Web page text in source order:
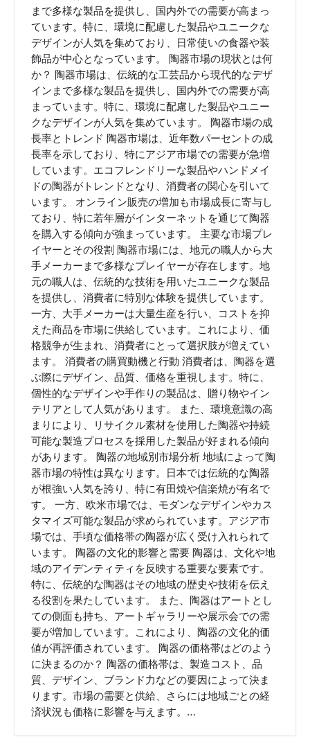
まで多様な製品を提供し、国内外での需要が高まっ
ています。特に、環境に配慮した製品やユニークな
デザインが人気を集めており、日常使いの食器や装
飾品が中心となっています。 陶器市場の現状とは何
か？ 陶器市場は、伝統的な工芸品から現代的なデザ
インまで多様な製品を提供し、国内外での需要が高
まっています。特に、環境に配慮した製品やユニー
クなデザインが人気を集めています。 陶器市場の成
長率とトレンド 陶器市場は、近年数パーセントの成
長率を示しており、特にアジア市場での需要が急増
しています。エコフレンドリーな製品やハンドメイ
ドの陶器がトレンドとなり、消費者の関心を引いて
います。 オンライン販売の増加も市場成長に寄与し
ており、特に若年層がインターネットを通じて陶器
を購入する傾向が強まっています。 主要な市場プレ
イヤーとその役割 陶器市場には、地元の職人から大
手メーカーまで多様なプレイヤーが存在します。地
元の職人は、伝統的な技術を用いたユニークな製品
を提供し、消費者に特別な体験を提供しています。
一方、大手メーカーは大量生産を行い、コストを抑
えた商品を市場に供給しています。これにより、価
格競争が生まれ、消費者にとって選択肢が増えてい
ます。 消費者の購買動機と行動 消費者は、陶器を選
ぶ際にデザイン、品質、価格を重視します。特に、
個性的なデザインや手作りの製品は、贈り物やイン
テリアとして人気があります。 また、環境意識の高
まりにより、リサイクル素材を使用した陶器や持続
可能な製造プロセスを採用した製品が好まれる傾向
があります。 陶器の地域別市場分析 地域によって陶
器市場の特性は異なります。日本では伝統的な陶器
が根強い人気を誇り、特に有田焼や信楽焼が有名で
す。 一方、欧米市場では、モダンなデザインやカス
タマイズ可能な製品が求められています。アジア市
場では、手頃な価格帯の陶器が広く受け入れられて
います。 陶器の文化的影響と需要 陶器は、文化や地
域のアイデンティティを反映する重要な要素です。
特に、伝統的な陶器はその地域の歴史や技術を伝え
る役割を果たしています。 また、陶器はアートとし
ての側面も持ち、アートギャラリーや展示会での需
要が増加しています。これにより、陶器の文化的価
値が再評価されています。 陶器の価格帯はどのよう
に決まるのか？ 陶器の価格帯は、製造コスト、品
質、デザイン、ブランド力などの要因によって決ま
ります。市場の需要と供給、さらには地域ごとの経
済状況も価格に影響を与えます。…